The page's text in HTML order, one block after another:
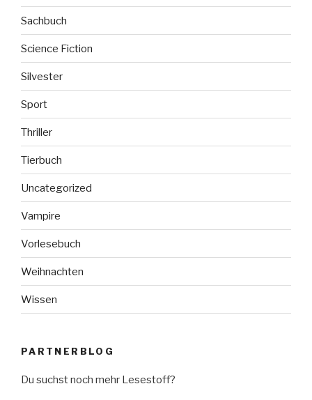
Sachbuch
Science Fiction
Silvester
Sport
Thriller
Tierbuch
Uncategorized
Vampire
Vorlesebuch
Weihnachten
Wissen
PARTNERBLOG
Du suchst noch mehr Lesestoff?